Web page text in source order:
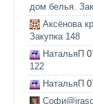
дом белья.
Аксёнова
Закупка 148
НатальяП
122
НатальяП